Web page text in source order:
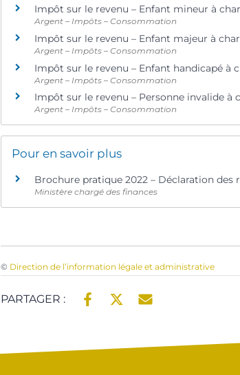
Impôt sur le revenu – Enfant mineur à
Argent – Impôts – Consommation
Impôt sur le revenu – Enfant majeur à
Argent – Impôts – Consommation
Impôt sur le revenu – Enfant handicapé à
Argent – Impôts – Consommation
Impôt sur le revenu – Personne invalide à
Argent – Impôts – Consommation
Pour en savoir plus
Brochure pratique 2022 – Déclaration des
Ministère chargé des finances
© Direction de l’information légale et administrative
PARTAGER :